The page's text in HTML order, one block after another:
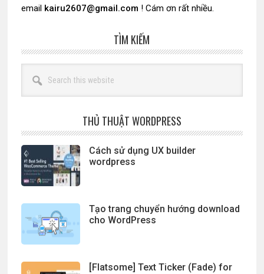
email kairu2607@gmail.com ! Cám ơn rất nhiều.
TÌM KIẾM
this
website
THỦ THUẬT WORDPRESS
Cách sử dụng UX builder
wordpress
Tạo trang chuyển hướng download
cho WordPress
[Flatsome] Text Ticker (Fade) for